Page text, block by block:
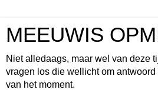
MEEUWIS
Niet alledaags, maar wel van deze
vragen los die wellicht om
van het moment.